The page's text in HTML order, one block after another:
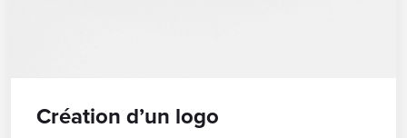
Création d’un logo